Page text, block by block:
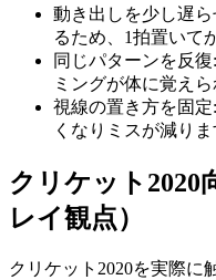
動き出しを少し遅ら
るため、1拍置いて
同じパターンを反復:
ミングが体に覚えら
視線の置き方を固定:
くなりミスが減りま
クリケット2020
レイ観点）
クリケット2020を実際に